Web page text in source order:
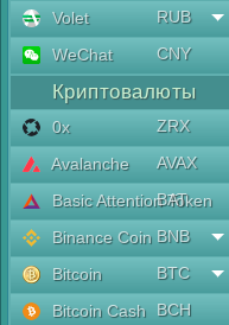
Volet
RUB
WeChat
CNY
Криптовалюты
0x
ZRX
Avalanche
AVAX
Basic Attention Token
BAT
Binance Coin BNB
Bitcoin
BTC
Bitcoin Cash
BCH